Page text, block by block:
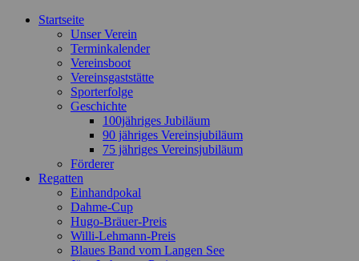
Startseite
Unser Verein
Terminkalender
Vereinsboot
Vereinsgaststätte
Sporterfolge
Geschichte
100jähriges Jubiläum
90 jähriges Vereinsjubiläum
75 jähriges Vereinsjubiläum
Förderer
Regatten
Einhandpokal
Dahme-Cup
Hugo-Bräuer-Preis
Willi-Lehmann-Preis
Blaues Band vom Langen See